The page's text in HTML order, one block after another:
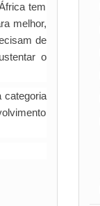
tem
melhor,
de
o
categoria